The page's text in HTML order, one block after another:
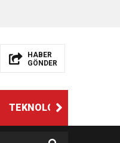
HABER
GÖNDER
TEKNOLOJİ